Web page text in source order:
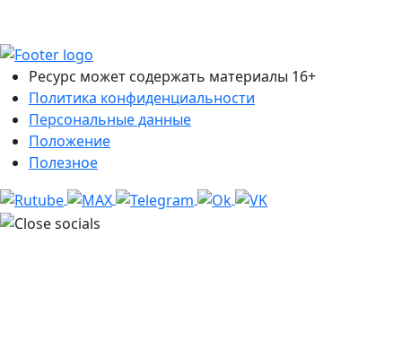
Ресурс может содержать материалы 16+
Политика конфиденциальности
Персональные данные
Положение
Полезное